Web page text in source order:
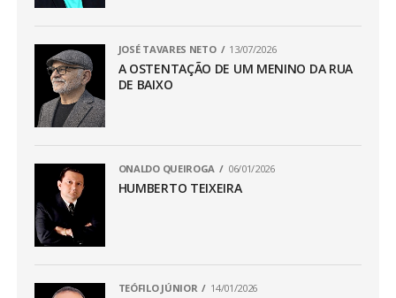
JOSÉ TAVARES NETO 13/07/2026
A OSTENTAÇÃO DE UM MENINO DA RUA
DE BAIXO
ONALDO QUEIROGA 06/01/2026
HUMBERTO TEIXEIRA
TEÓFILO JÚNIOR 14/01/2026